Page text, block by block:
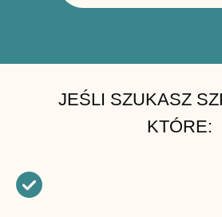
JEŚLI SZUKASZ
KTÓRE: